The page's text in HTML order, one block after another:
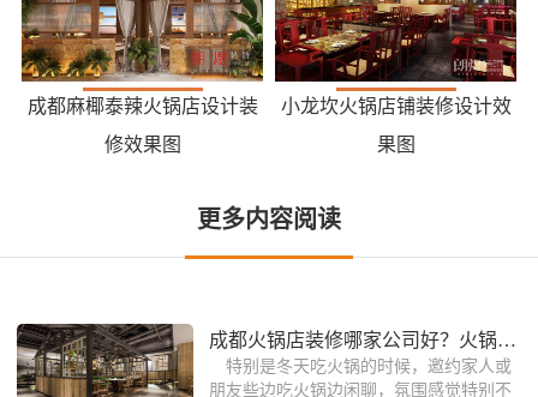
成都麻椰泰辣火锅店设计装
修效果图
小龙坎火锅店铺装修设计效
果图
更多内容阅读
成都火锅店装修哪家公司好？火锅店装修
特别是冬天吃火锅的时候，邀约家人或
朋友些边吃火锅边闲聊，氛围感觉特别不